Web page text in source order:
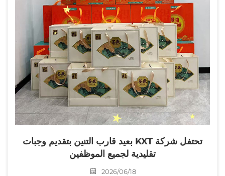
تحتفل شركة KXT بعيد قارب التنين بتقديم وجبات
تقليدية لجميع الموظفين
2026/06/18